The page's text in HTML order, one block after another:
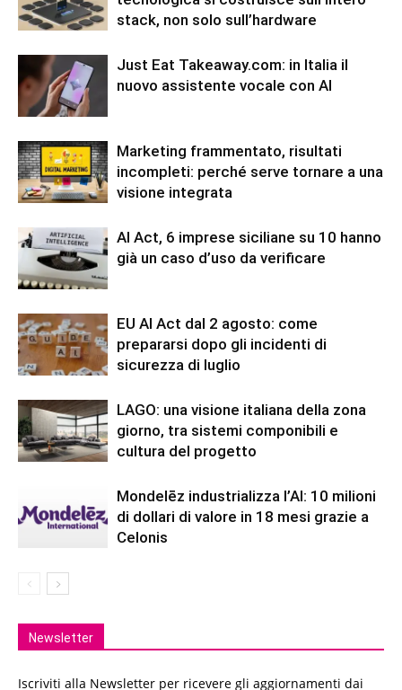
stack, non solo sull’hardware
Just Eat Takeaway.com: in Italia il
nuovo assistente vocale con AI
Marketing frammentato, risultati
incompleti: perché serve tornare a una
visione integrata
AI Act, 6 imprese siciliane su 10 hanno
già un caso d’uso da verificare
EU AI Act dal 2 agosto: come
prepararsi dopo gli incidenti di
sicurezza di luglio
LAGO: una visione italiana della zona
giorno, tra sistemi componibili e
cultura del progetto
Mondelēz industrializza l’AI: 10 milioni
di dollari di valore in 18 mesi grazie a
Celonis
Newsletter
Iscriviti alla Newsletter per ricevere gli aggiornamenti dai